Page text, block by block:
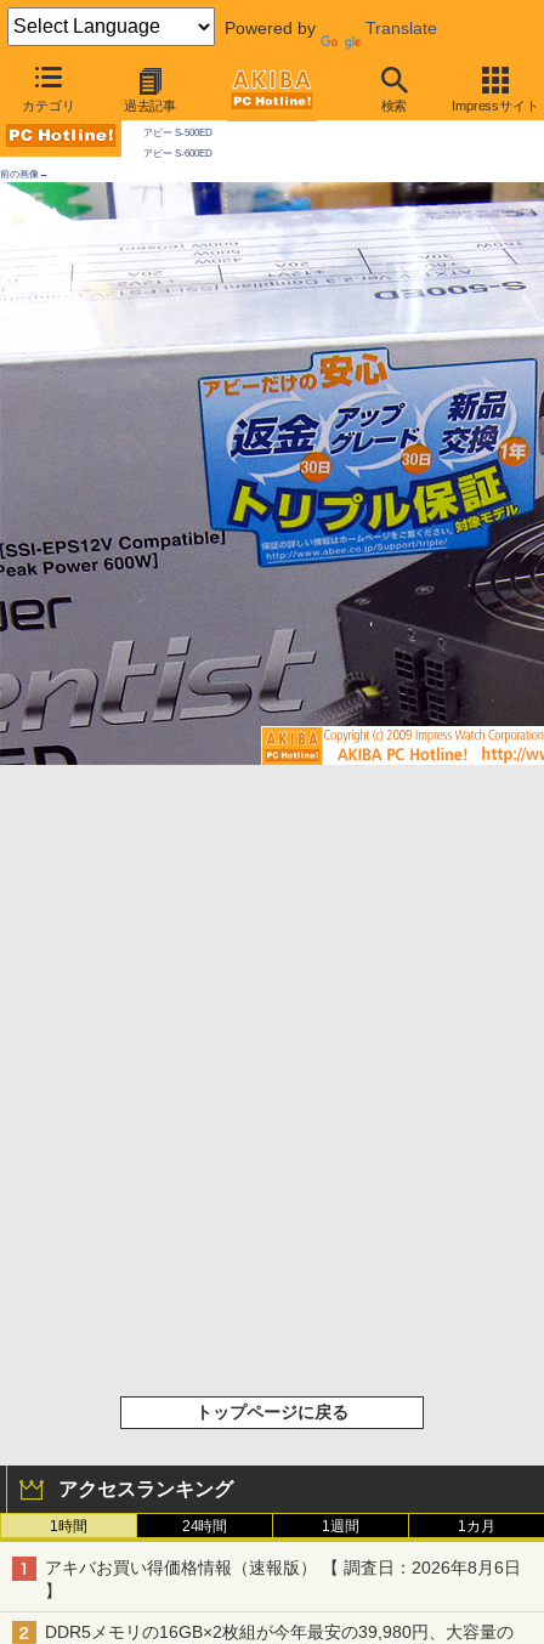
Powered by Translate
カテゴリ 過去記事 検索 Impressサイト
AKIBA PC Hotline! 2009年5月23日号
今週見つけた新製品：電源
アビー S-500ED
アビー S-600ED
前の画像←
トップページに戻る
アクセスランキング
1時間 24時間 1週間 1カ月
アキバお買い得価格情報（速報版） 【 調査日：2026年8月6日
】
DDR5メモリの16GB×2枚組が今年最安の39,980円、大容量の